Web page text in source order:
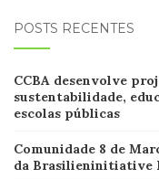
POSTS RECENTES
CCBA desenvolve
sustentabilidade,
escolas públicas
Comunidade 8 de
da Brasilieninitiative